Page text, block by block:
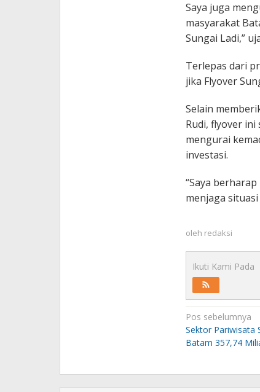
Saya juga
masyarakat
Sungai Ladi,”
Terlepas dari
jika Flyover
Selain
Rudi, flyover
mengurai
investasi.
“Saya
menjaga
oleh redaksi
Ikuti Kami Pada
Navigasi
pos
Pos sebelumnya
Sektor Pariwisata
Batam 357,74